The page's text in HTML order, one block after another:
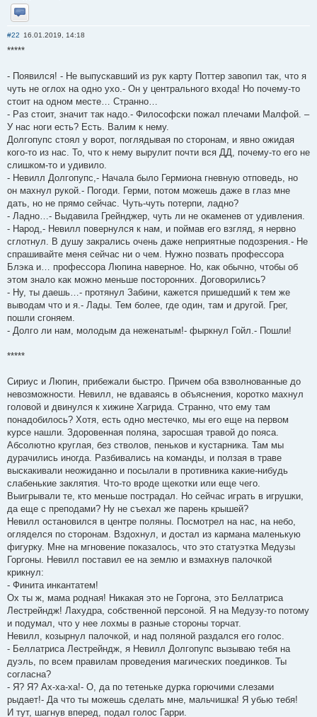
Отправить личное сообщение
#22 16.01.2019, 14:18
*****
- Появился! - Не выпускавший из рук карту Поттер завопил так, что я
чуть не оглох на одно ухо.- Он у центрального входа! Но почему-то
стоит на одном месте… Странно…
- Раз стоит, значит так надо.- Философски пожал плечами Малфой. –
У нас ноги есть? Есть. Валим к нему.
Долгопупс стоял у ворот, поглядывая по сторонам, и явно ожидая
кого-то из нас. То, что к нему вырулит почти вся ДД, почему-то его не
слишком-то и удивило.
- Невилл Долгопупс,- Начала было Гермиона гневную отповедь, но
он махнул рукой.- Погоди. Герми, потом можешь даже в глаз мне
дать, но не прямо сейчас. Чуть-чуть потерпи, ладно?
- Ладно…- Выдавила Грейнджер, чуть ли не окаменев от удивления.
- Народ,- Невилл повернулся к нам, и поймав его взгляд, я нервно
сглотнул. В душу закрались очень даже неприятные подозрения.- Не
спрашивайте меня сейчас ни о чем. Нужно позвать профессора
Блэка и… профессора Люпина наверное. Но, как обычно, чтобы об
этом знало как можно меньше посторонних. Договорились?
- Ну, ты даешь…- протянул Забини, кажется пришедший к тем же
выводам что и я.- Лады. Тем более, где один, там и другой. Грег,
пошли сгоняем.
- Долго ли нам, молодым да неженатым!- фыркнул Гойл.- Пошли!
*****
Сириус и Люпин, прибежали быстро. Причем оба взволнованные до
невозможности. Невилл, не вдаваясь в объяснения, коротко махнул
головой и двинулся к хижине Хагрида. Странно, что ему там
понадобилось? Хотя, есть одно местечко, мы его еще на первом
курсе нашли. Здоровенная поляна, заросшая травой до пояса.
Абсолютно круглая, без стволов, пеньков и кустарника. Там мы
дурачились иногда. Разбивались на команды, и ползая в траве
выскакивали неожиданно и посылали в противника какие-нибудь
слабенькие заклятия. Что-то вроде щекотки или еще чего.
Выигрывали те, кто меньше пострадал. Но сейчас играть в игрушки,
да еще с преподами? Ну не съехал же парень крышей?
Невилл остановился в центре поляны. Посмотрел на нас, на небо,
огляделся по сторонам. Вздохнул, и достал из кармана маленькую
фигурку. Мне на мгновение показалось, что это статуэтка Медузы
Горгоны. Невилл поставил ее на землю и взмахнув палочкой
крикнул:
- Финита инкантатем!
Ох ты ж, мама родная! Никакая это не Горгона, это Беллатриса
Лестрейндж! Лахудра, собственной персоной. Я на Медузу-то потому
и подумал, что у нее лохмы в разные стороны торчат.
Невилл, козырнул палочкой, и над поляной раздался его голос.
- Беллатриса Лестрейндж, я Невилл Долгопупс вызываю тебя на
дуэль, по всем правилам проведения магических поединков. Ты
согласна?
- Я? Я? Ах-ха-ха!- О, да по тетеньке дурка горючими слезами
рыдает!- Да что ты можешь сделать мне, мальчишка! Я убью тебя!
И тут, шагнув вперед, подал голос Гарри.